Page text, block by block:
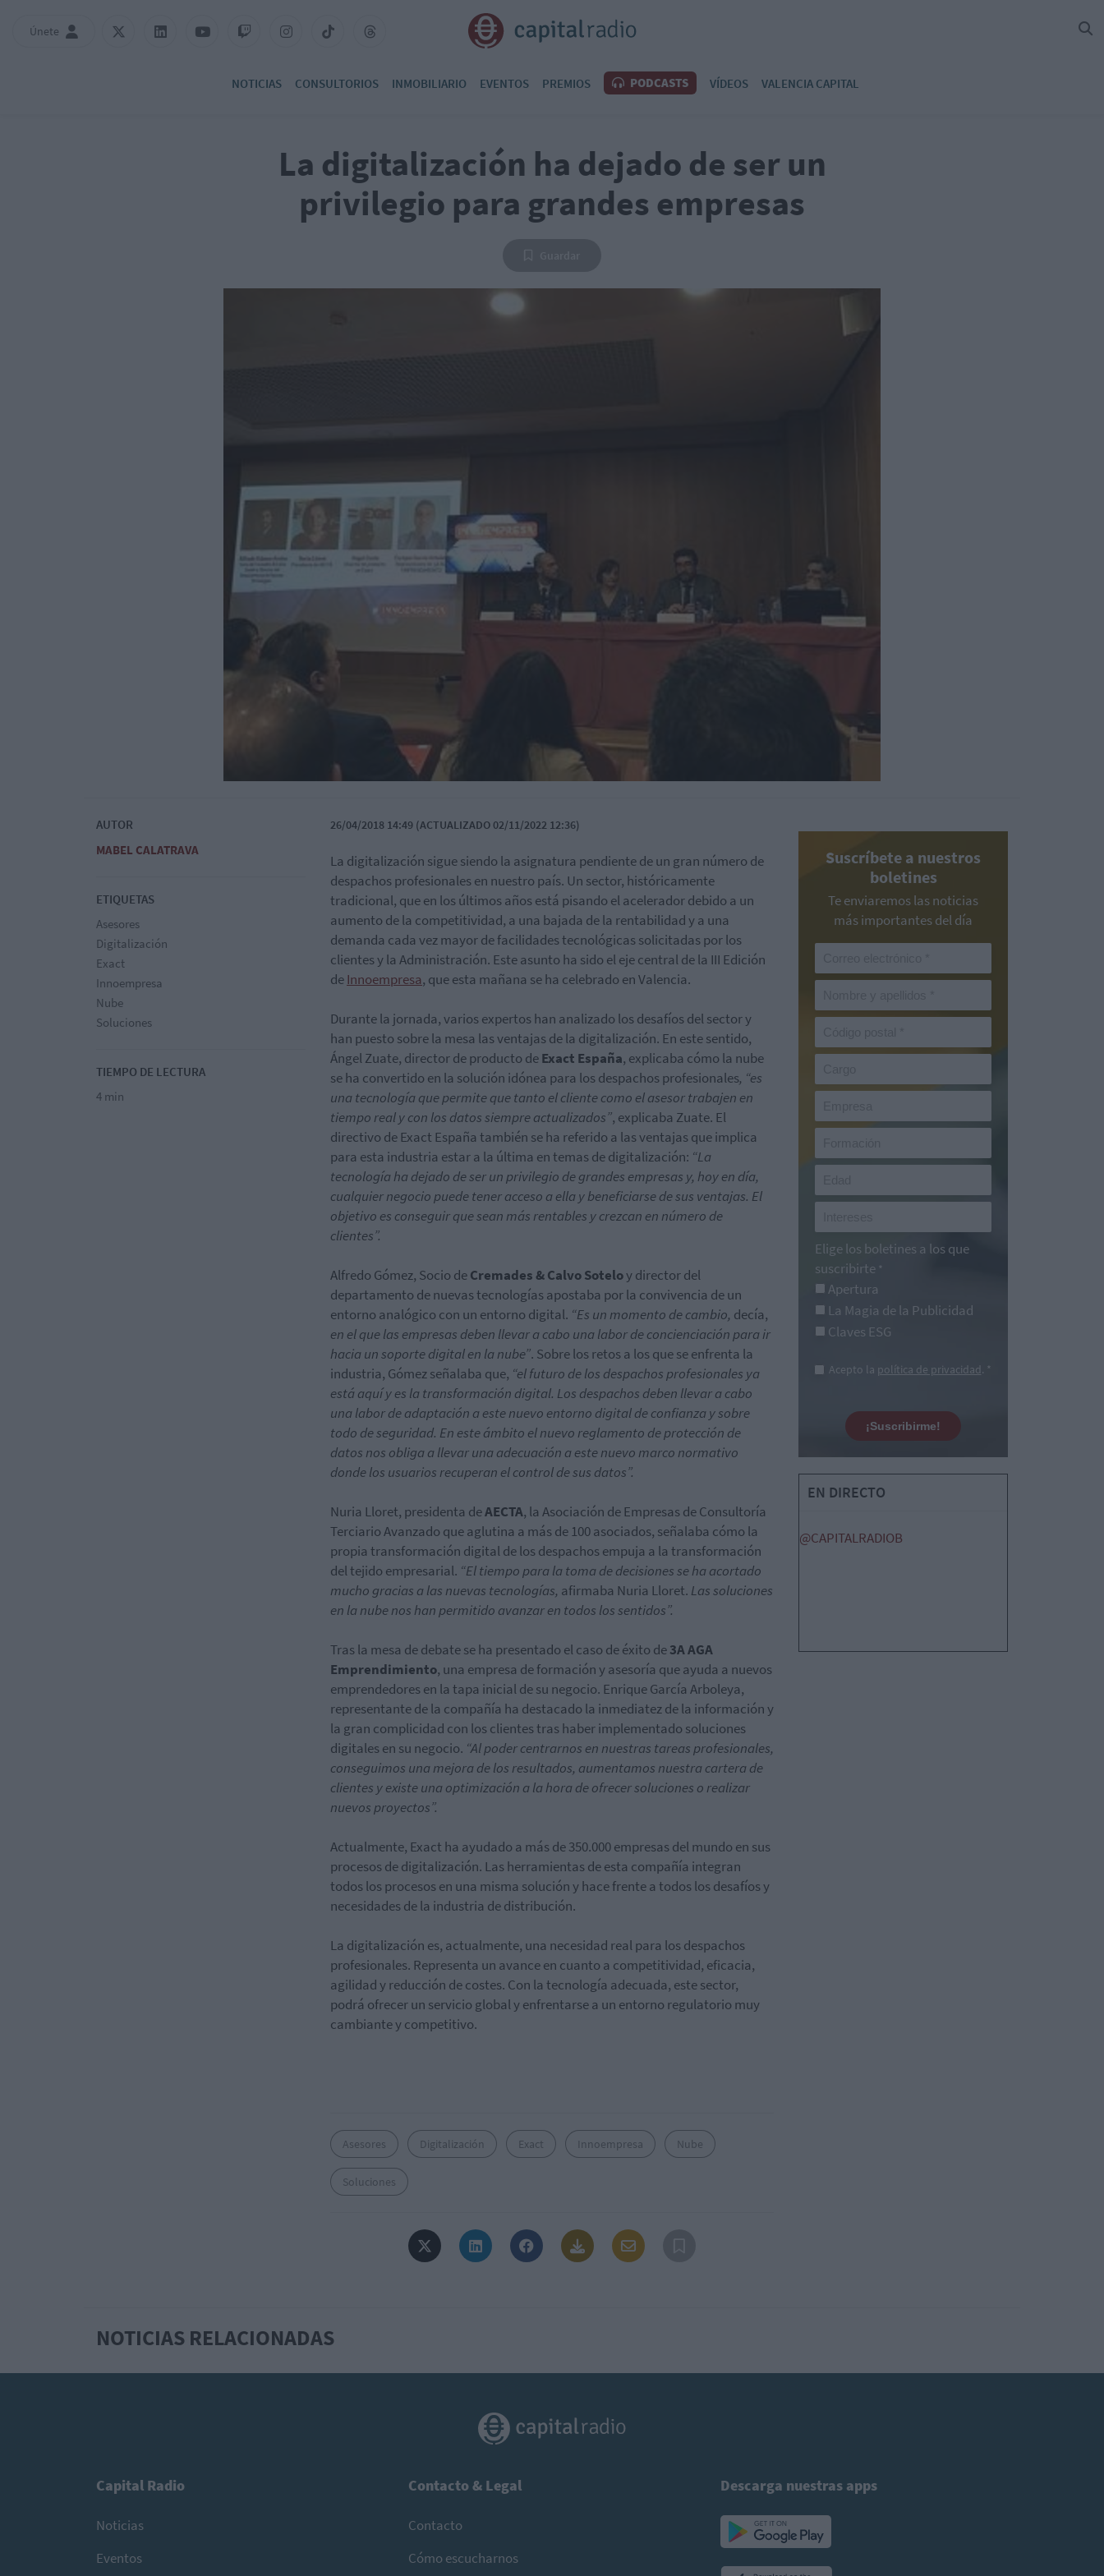
Únete
NOTICIAS CONSULTORIOS INMOBILIARIO EVENTOS PREMIOS PODCASTS VÍDEOS VALENCIA CAPITAL
La digitalización ha dejado de ser un
privilegio para grandes empresas
AUTOR
MABEL CALATRAVA
ETIQUETAS
Asesores
Digitalización
Exact
Innoempresa
Nube
Soluciones
TIEMPO DE LECTURA
4 min
26/04/2018 14:49 (ACTUALIZADO 02/11/2022 12:36)
La digitalización sigue siendo la asignatura pendiente de un gran número de
despachos profesionales en nuestro país. Un sector, históricamente
tradicional, que en los últimos años está pisando el acelerador debido a un
aumento de la competitividad, a una bajada de la rentabilidad y a una
demanda cada vez mayor de facilidades tecnológicas solicitadas por los
clientes y la Administración. Este asunto ha sido el eje central de la III Edición
deInnoempresa, que esta mañana se ha celebrado en Valencia.
Durante la jornada, varios expertos han analizado los desafíos del sector y
han puesto sobre la mesa las ventajas de la digitalización. En este sentido,
Ángel Zuate, director de producto deExact España, explicaba cómo la nube
se ha convertido en la solución idónea para los despachos profesionales, “es
una tecnología que permite que tanto el cliente como el asesor trabajen en
tiempo real y con los datos siempre actualizados”, explicaba Zuate. El
directivo de Exact España también se ha referido a las ventajas que implica
para esta industria estar a la última en temas de digitalización: “La
tecnología ha dejado de ser un privilegio de grandes empresas y, hoy en día,
cualquier negocio puede tener acceso a ella y beneficiarse de sus ventajas. El
objetivo es conseguir que sean más rentables y crezcan en número de
clientes”.
Alfredo Gómez, Socio deCremades & Calvo Soteloy director del
departamento de nuevas tecnologías apostaba por la convivencia de un
entorno analógico con un entorno digital. “Es un momento de cambio, decía,
en el que las empresas deben llevar a cabo una labor de concienciación para ir
hacia un soporte digital en la nube”. Sobre los retos a los que se enfrenta la
industria, Gómez señalaba que, “el futuro de los despachos profesionales ya
está aquí y es la transformación digital. Los despachos deben llevar a cabo
una labor de adaptación a este nuevo entorno digital de confianza y sobre
todo de seguridad. En este ámbito el nuevo reglamento de protección de
datos nos obliga a llevar una adecuación a este nuevo marco normativo
donde los usuarios recuperan el control de sus datos”.
Nuria Lloret, presidenta deAECTA, la Asociación de Empresas de Consultoría
Terciario Avanzado que aglutina a más de 100 asociados, señalaba cómo la
propia transformación digital de los despachos empuja a la transformación
del tejido empresarial. “El tiempo para la toma de decisiones se ha acortado
mucho gracias a las nuevas tecnologías, afirmaba Nuria Lloret. Las soluciones
en la nube nos han permitido avanzar en todos los sentidos”.
Tras la mesa de debate se ha presentado el caso de éxito de3A AGA
Emprendimiento, una empresa de formación y asesoría que ayuda a nuevos
emprendedores en la tapa inicial de su negocio. Enrique García Arboleya,
representante de la compañía ha destacado la inmediatez de la información y
la gran complicidad con los clientes tras haber implementado soluciones
digitales en su negocio. “Al poder centrarnos en nuestras tareas profesionales,
conseguimos una mejora de los resultados, aumentamos nuestra cartera de
clientes y existe una optimización a la hora de ofrecer soluciones o realizar
nuevos proyectos”.
Actualmente, Exact ha ayudado a más de 350.000 empresas del mundo en sus
procesos de digitalización. Las herramientas de esta compañía integran
todos los procesos en una misma solución y hace frente a todos los desafíos y
necesidades de la industria de distribución.
La digitalización es, actualmente, una necesidad real para los despachos
profesionales. Representa un avance en cuanto a competitividad, eficacia,
agilidad y reducción de costes. Con la tecnología adecuada, este sector,
podrá ofrecer un servicio global y enfrentarse a un entorno regulatorio muy
cambiante y competitivo.
Asesores Digitalización Exact Innoempresa Nube
Soluciones
Suscríbete a nuestros
boletines
Te enviaremos las noticias
más importantes del día
Elige los boletines a los que
suscribirte *
Apertura
La Magia de la Publicidad
Claves ESG
Acepto la política de privacidad. *
¡Suscribirme!
EN DIRECTO
@CAPITALRADIOB
NOTICIAS RELACIONADAS
Capital Radio
Noticias
Eventos
Contacto & Legal
Contacto
Cómo escucharnos
Descarga nuestras apps